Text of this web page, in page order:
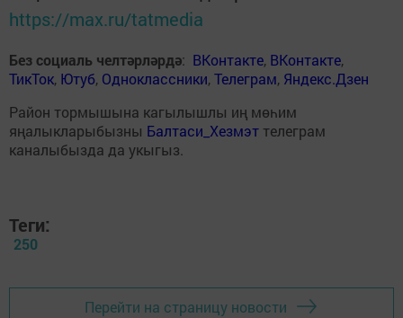
https://max.ru/tatmedia
Без социаль челтәрләрдә: ВКонтакте, ВКонтакте,
ТикТок, Ютуб, Одноклассники,Телеграм, Яндекс.Дзен
Район тормышына кагылышлы иң мөһим
яңалыкларыбызны Балтаси_Хезмэт телеграм
каналыбызда да укыгыз.
Теги:
250
Перейти на страницу новости